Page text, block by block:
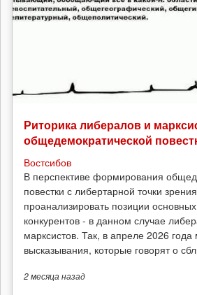
Риторика либералов и
общедемократической
Востсибов
В перспективе формирования
повестки с либертарной точки
проанализировать позиции
конкурентов - в данном случае
марксистов. Так, в апреле 2026
высказывания, которые говорят о
2 месяцаназад